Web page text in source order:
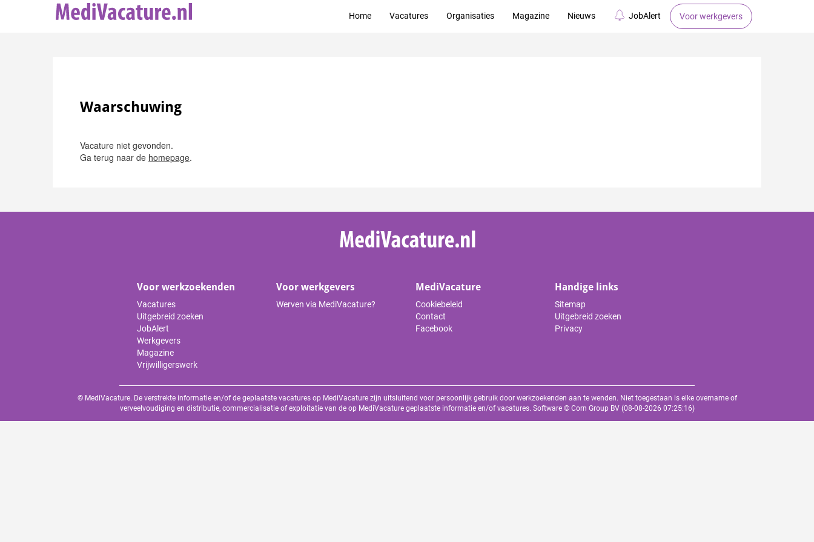
Home Vacatures Organisaties Magazine Nieuws JobAlert Voor werkgevers
Waarschuwing
Vacature niet gevonden.
Ga terug naar de homepage.
Voor werkzoekenden
Vacatures
Uitgebreid zoeken
JobAlert
Werkgevers
Magazine
Vrijwilligerswerk
Voor werkgevers
Werven via MediVacature?
MediVacature
Cookiebeleid
Contact
Facebook
Handige links
Sitemap
Uitgebreid zoeken
Privacy
© MediVacature. De verstrekte informatie en/of de geplaatste vacatures op MediVacature zijn uitsluitend voor persoonlijk gebruik door werkzoekenden aan te wenden. Niet toegestaan is elke overname of
verveelvoudiging en distributie, commercialisatie of exploitatie van de op MediVacature geplaatste informatie en/of vacatures. Software © Corn Group BV(08-08-2026 07:25:16)